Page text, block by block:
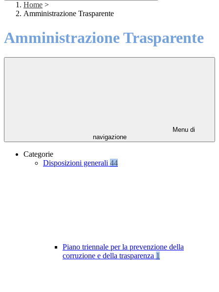
Home >
Amministrazione Trasparente
Amministrazione Trasparente
Menu di
navigazione
Categorie
Disposizioni generali 44
Piano triennale per la prevenzione della
corruzione e della trasparenza 1